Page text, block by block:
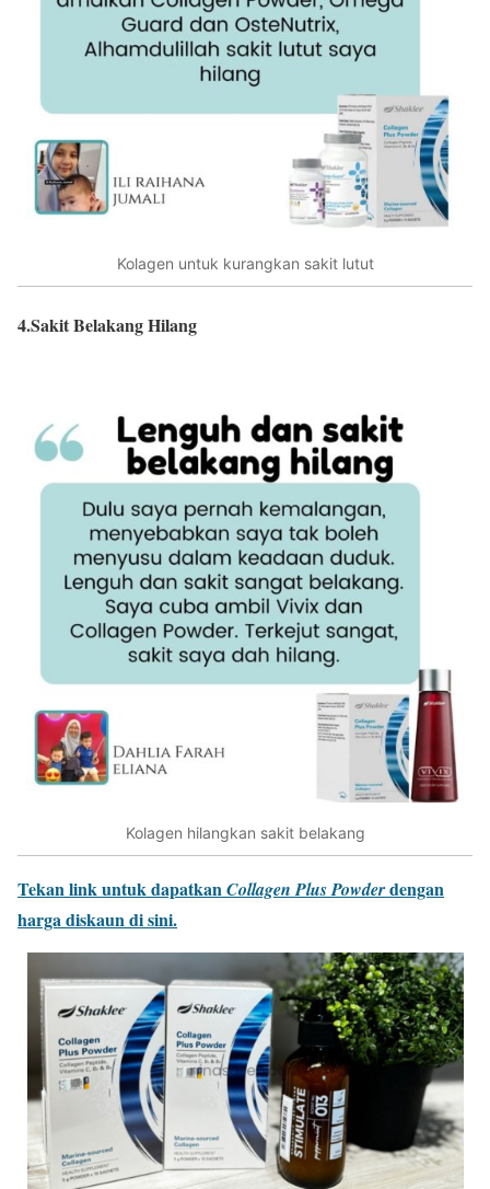
Kolagen untuk kurangkan sakit lutut
4.Sakit Belakang Hilang
Kolagen hilangkan sakit belakang
Tekan link untuk dapatkanCollagen Plus Powderdengan
harga diskaun di sini.